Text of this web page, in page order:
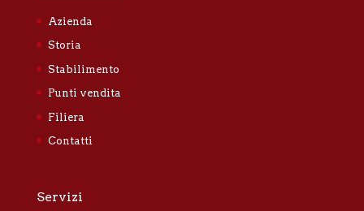
Azienda
Storia
Stabilimento
Punti vendita
Filiera
Contatti
Servizi